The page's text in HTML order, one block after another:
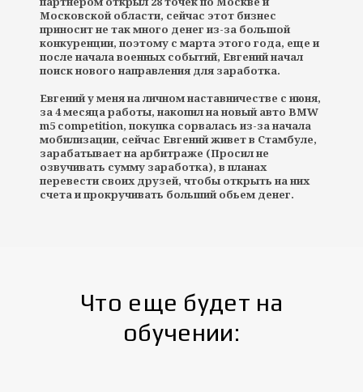
Московской области, сейчас этот бизнес
приносит не так много денег из-за большой
конкуренции, поэтому с марта этого года, еще и
после начала военных событий, Евгений начал
поиск нового направления для заработка.
Евгений у меня на личном наставничестве с июня,
за 4 месяца работы, накопил на новый авто BMW
m5 competition, покупка сорвалась из-за начала
мобилизации, сейчас Евгений живет в Стамбуле,
зарабатывает на арбитраже (Просил не
озвучивать сумму заработка), в планах
перевести своих друзей, чтобы открыть на них
счета и прокручивать больший обьем денег.
Что еще будет на
обучении: